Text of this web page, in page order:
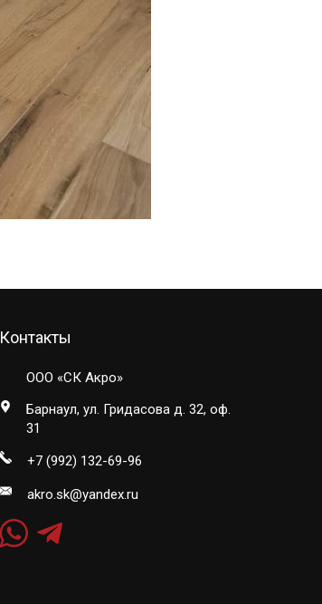
Контакты
ООО «СК Акро»
Барнаул, ул. Гридасова д. 32, оф.
31
+7 (992) 132-69-96
akro.sk@yandex.ru